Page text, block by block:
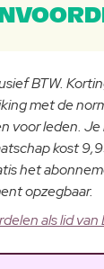
BTW.
met de
voor leden.
kost
het
opzegbaar.
als lid van